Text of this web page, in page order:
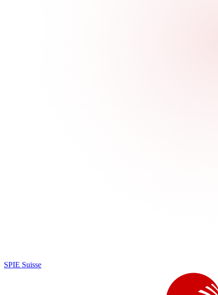
SPIE Suisse